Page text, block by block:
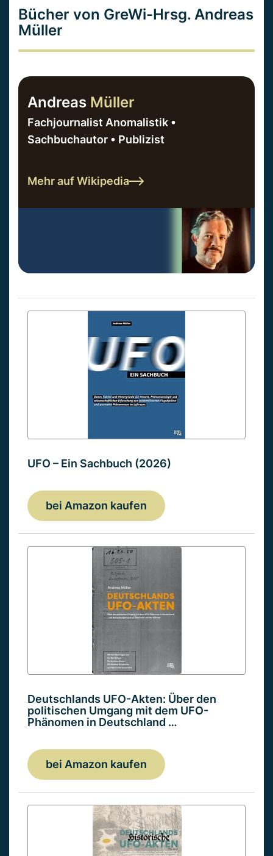
Bücher von GreWi-Hrsg. Andreas
Müller
Andreas Müller
Fachjournalist Anomalistik •
Sachbuchautor • Publizist
Mehr auf Wikipedia
UFO – Ein Sachbuch (2026)
bei Amazon kaufen
Deutschlands UFO-Akten: Über den
politischen Umgang mit dem UFO-
Phänomen in Deutschland …
bei Amazon kaufen